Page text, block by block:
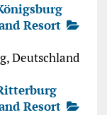
Resort
Deutschland
Resort